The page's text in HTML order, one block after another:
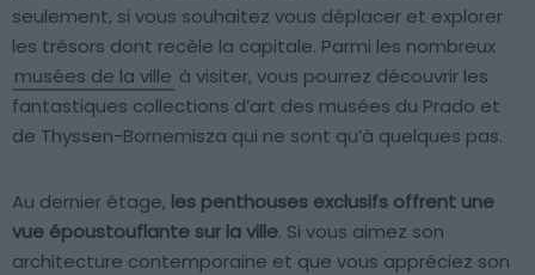
seulement, si vous souhaitez vous déplacer et explorer
les trésors dont recèle la capitale. Parmi les nombreux
musées de la ville à visiter, vous pourrez découvrir les
fantastiques collections d’art des musées du Prado et
de Thyssen-Bornemisza qui ne sont qu’à quelques pas.
Au dernier étage, les penthouses exclusifs offrent une
vue époustouflante sur la ville. Si vous aimez son
architecture contemporaine et que vous appréciez son